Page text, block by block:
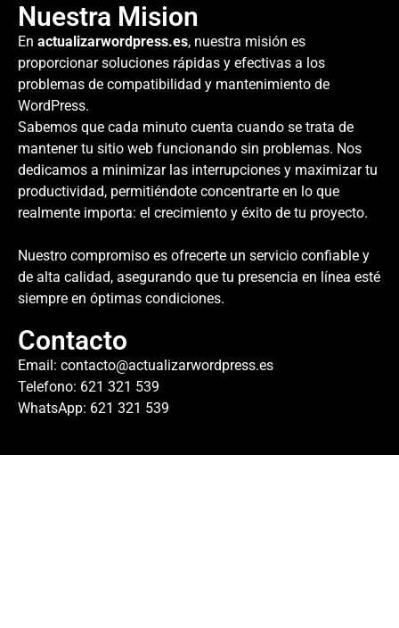
Nuestra Mision
En actualizarwordpress.es, nuestra misión es
proporcionar soluciones rápidas y efectivas a los
problemas de compatibilidad y mantenimiento de
WordPress.
Sabemos que cada minuto cuenta cuando se trata de
mantener tu sitio web funcionando sin problemas. Nos
dedicamos a minimizar las interrupciones y maximizar tu
productividad, permitiéndote concentrarte en lo que
realmente importa: el crecimiento y éxito de tu proyecto.
Nuestro compromiso es ofrecerte un servicio confiable y
de alta calidad, asegurando que tu presencia en línea esté
siempre en óptimas condiciones.
Contacto
Email: contacto@actualizarwordpress.es
Telefono: 621 321 539
WhatsApp: 621 321 539